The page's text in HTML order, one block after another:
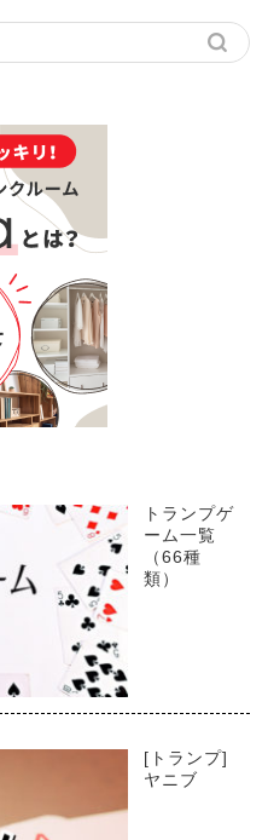
トランプゲ
ーム一覧
（66種
類）
[トランプ]
ヤニブ